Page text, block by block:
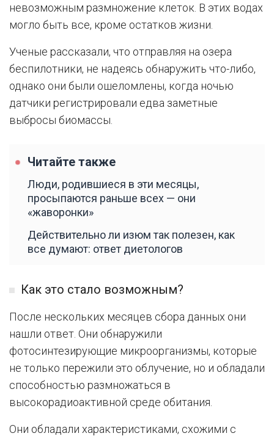
невозможным размножение клеток. В этих водах
могло быть все, кроме остатков жизни.
Ученые рассказали, что отправляя на озера
беспилотники, не надеясь обнаружить что-либо,
однако они были ошеломлены, когда ночью
датчики регистрировали едва заметные
выбросы биомассы.
Читайте также
Люди, родившиеся в эти месяцы,
просыпаются раньше всех — они
«жаворонки»
Действительно ли изюм так полезен, как
все думают: ответ диетологов
Как это стало возможным?
После нескольких месяцев сбора данных они
нашли ответ. Они обнаружили
фотосинтезирующие микроорганизмы, которые
не только пережили это облучение, но и обладали
способностью размножаться в
высокорадиоактивной среде обитания.
Они обладали характеристиками, схожими с